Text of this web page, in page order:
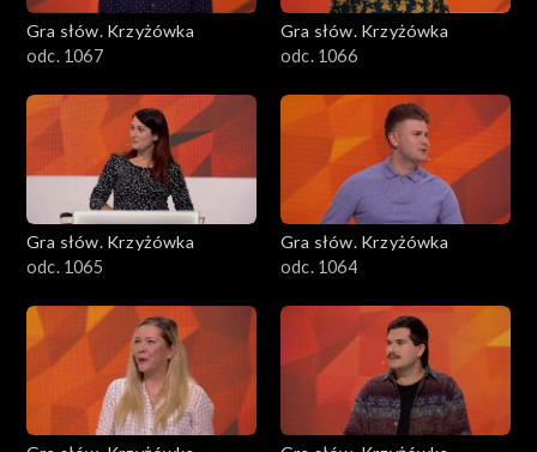
Gra słów. Krzyżówka
odc. 1067
Gra słów. Krzyżówka
odc. 1066
Gra słów. Krzyżówka
odc. 1065
Gra słów. Krzyżówka
odc. 1064